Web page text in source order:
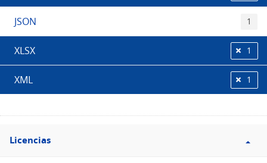
JSON 1
XLSX 1
XML 1
Filtro
Licencias
Licencias